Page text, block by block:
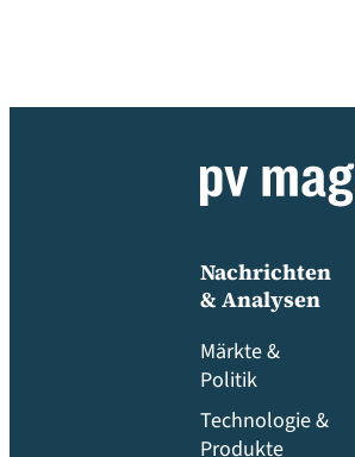
Nachrichten
& Analysen
Märkte &
Politik
Technologie &
Produkte